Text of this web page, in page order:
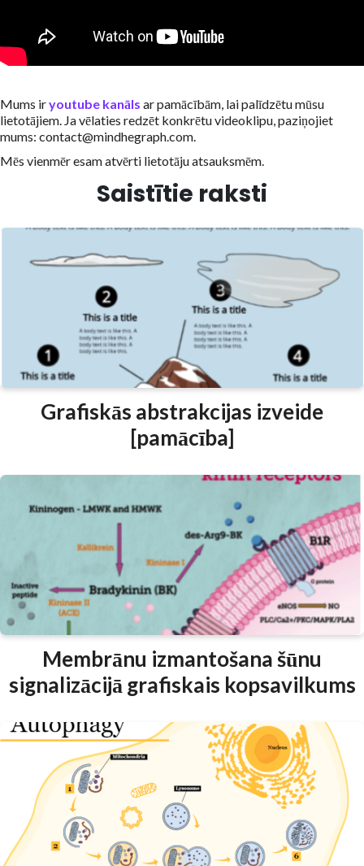
Mums iryoutube kanāls ar pamācībām, lai palīdzētu mūsu
lietotājiem. Ja vēlaties redzēt konkrētu videoklipu, paziņojiet
mums: contact@mindhegraph.com.
Mēs vienmēr esam atvērti lietotāju atsauksmēm.
Saistītie raksti
Grafiskās abstrakcijas izveide
[pamācība]
Membrānu izmantošana šūnu
signalizācijā grafiskais kopsavilkums